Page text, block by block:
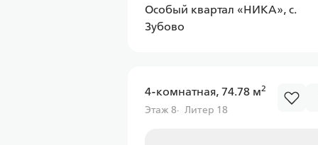
Особый квартал «НИКА», с.
Зубово
4-комнатная, 74.78 м2
Этаж 8 Литер 18